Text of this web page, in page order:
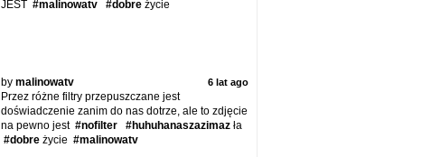
JEST #malinowatv #dobre życie
by malinowatv 6 lat ago
Przez różne filtry przepuszczane jest
doświadczenie zanim do nas dotrze, ale to zdjęcie
na pewno jest #nofilter #huhuhanaszazimaz ła
#dobre życie #malinowatv